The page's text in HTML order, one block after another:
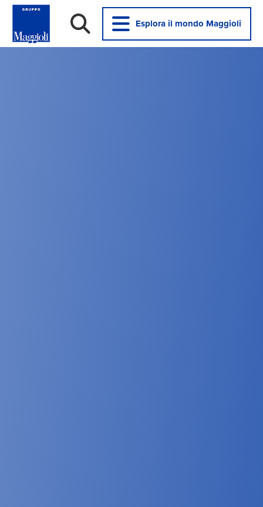
Esplora il mondo Maggioli